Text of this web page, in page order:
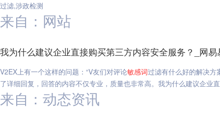
过滤,涉政检测
来自：网站
我为什么建议企业直接购买第三方内容安全服务？_网易
V2EX上有一个这样的问题：“V友们对评论敏感词过滤有什么好的解决方
了详细回复，回答的内容不仅专业，质量也非常高。我为什么建议企业
来自：动态资讯